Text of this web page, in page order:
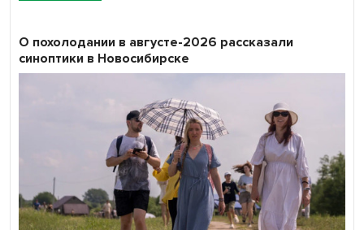
О похолодании в августе-2026 рассказали
синоптики в Новосибирске